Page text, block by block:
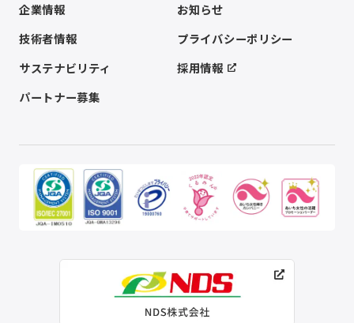
企業情報
技術者情報
サステナビリティ
パートナー募集
お知らせ
プライバシーポリシー
採用情報